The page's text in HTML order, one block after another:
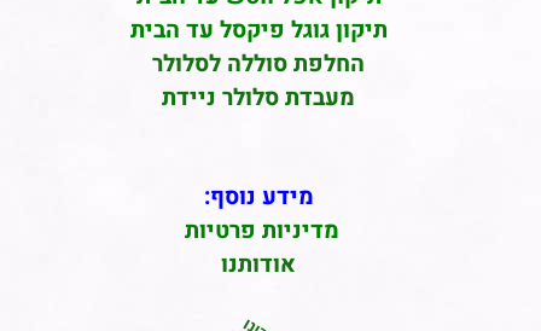
תיקון גוגל פיקסל עד הבית
החלפת סוללה לסלולר
מעבדת סלולר ניידת
מידע נוסף:
מדיניות פרטיות
אודותנו